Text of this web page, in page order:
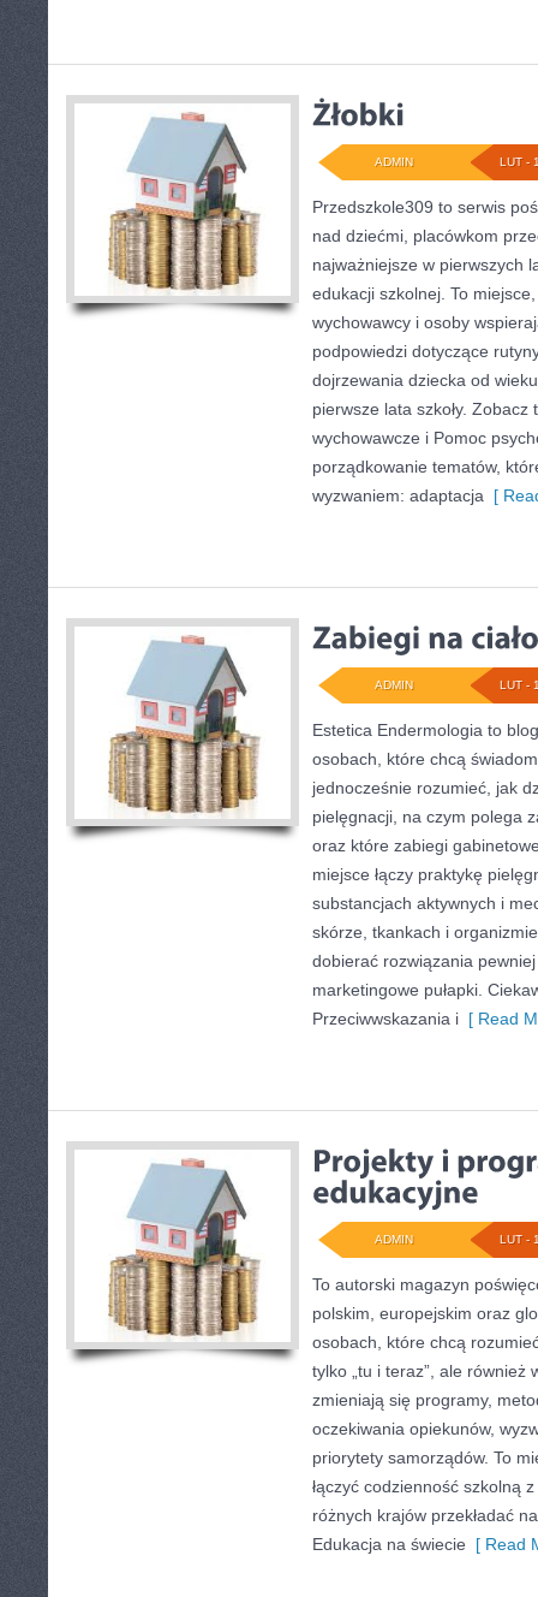
LUT -
ADMIN
Przedszkole309 to serwis
nad dziećmi, placówkom
najważniejsze w pierwszych
edukacji szkolnej. To
wychowawcy i osoby
podpowiedzi dotyczące
dojrzewania dziecka od
pierwsze lata szkoły. Zobacz
wychowawcze i Pomoc
porządkowanie tematów,
wyzwaniem: adaptacja [
LUT -
ADMIN
Estetica Endermologia to
osobach, które chcą
jednocześnie rozumieć, jak
pielęgnacji, na czym polega
oraz które zabiegi
miejsce łączy praktykę
substancjach aktywnych i
skórze, tkankach i
dobierać rozwiązania
marketingowe pułapki.
Przeciwwskazania i [ Read
LUT -
ADMIN
To autorski magazyn
polskim, europejskim oraz
osobach, które chcą
tylko „tu i teraz”, ale również
zmieniają się programy,
oczekiwania opiekunów,
priorytety samorządów. To
łączyć codzienność szkolną
różnych krajów przekładać
Edukacja na świecie [ Read